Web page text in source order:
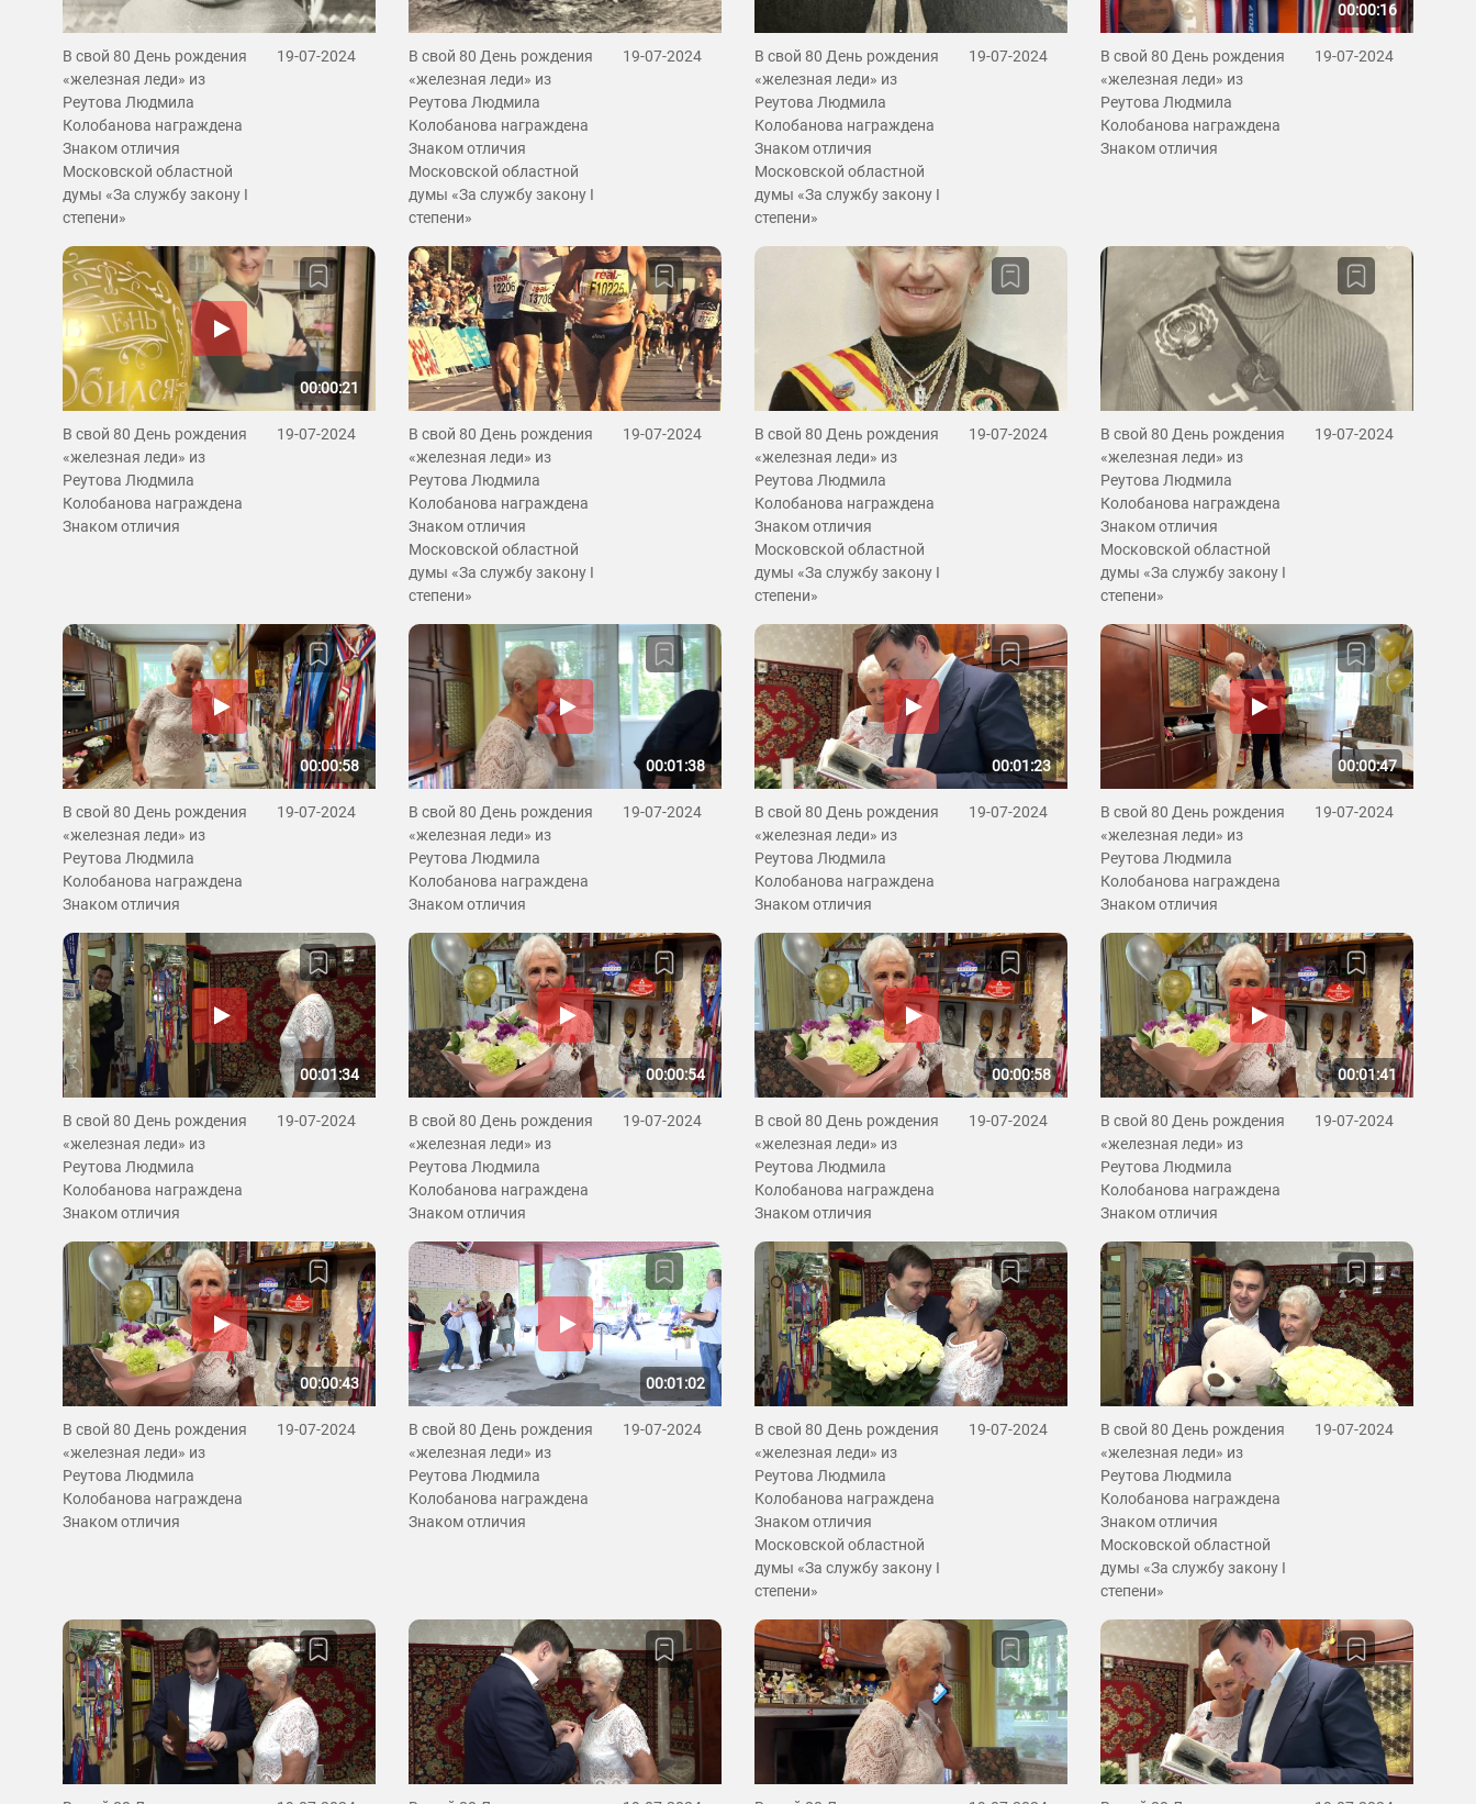
В свой 80 День рождения
«железная леди» из
Реутова Людмила
Колобанова награждена
Знаком отличия
Московской областной
думы «За службу закону I
степени»
19-07-2024
В свой 80 День рождения
«железная леди» из
Реутова Людмила
Колобанова награждена
Знаком отличия
Московской областной
думы «За службу закону I
степени»
19-07-2024
В свой 80 День рождения
«железная леди» из
Реутова Людмила
Колобанова награждена
Знаком отличия
Московской областной
думы «За службу закону I
степени»
19-07-2024
00:00:16
В свой 80 День рождения
«железная леди» из
Реутова Людмила
Колобанова награждена
Знаком отличия
19-07-2024
00:00:21
В свой 80 День рождения
«железная леди» из
Реутова Людмила
Колобанова награждена
Знаком отличия
19-07-2024
В свой 80 День рождения
«железная леди» из
Реутова Людмила
Колобанова награждена
Знаком отличия
Московской областной
думы «За службу закону I
степени»
19-07-2024
В свой 80 День рождения
«железная леди» из
Реутова Людмила
Колобанова награждена
Знаком отличия
Московской областной
думы «За службу закону I
степени»
19-07-2024
В свой 80 День рождения
«железная леди» из
Реутова Людмила
Колобанова награждена
Знаком отличия
Московской областной
думы «За службу закону I
степени»
19-07-2024
00:00:58
В свой 80 День рождения
«железная леди» из
Реутова Людмила
Колобанова награждена
Знаком отличия
19-07-2024
00:01:38
В свой 80 День рождения
«железная леди» из
Реутова Людмила
Колобанова награждена
Знаком отличия
19-07-2024
00:01:23
В свой 80 День рождения
«железная леди» из
Реутова Людмила
Колобанова награждена
Знаком отличия
19-07-2024
00:00:47
В свой 80 День рождения
«железная леди» из
Реутова Людмила
Колобанова награждена
Знаком отличия
19-07-2024
00:01:34
В свой 80 День рождения
«железная леди» из
Реутова Людмила
Колобанова награждена
Знаком отличия
19-07-2024
00:00:54
В свой 80 День рождения
«железная леди» из
Реутова Людмила
Колобанова награждена
Знаком отличия
19-07-2024
00:00:58
В свой 80 День рождения
«железная леди» из
Реутова Людмила
Колобанова награждена
Знаком отличия
19-07-2024
00:01:41
В свой 80 День рождения
«железная леди» из
Реутова Людмила
Колобанова награждена
Знаком отличия
19-07-2024
00:00:43
В свой 80 День рождения
«железная леди» из
Реутова Людмила
Колобанова награждена
Знаком отличия
19-07-2024
00:01:02
В свой 80 День рождения
«железная леди» из
Реутова Людмила
Колобанова награждена
Знаком отличия
19-07-2024
В свой 80 День рождения
«железная леди» из
Реутова Людмила
Колобанова награждена
Знаком отличия
Московской областной
думы «За службу закону I
степени»
19-07-2024
В свой 80 День рождения
«железная леди» из
Реутова Людмила
Колобанова награждена
Знаком отличия
Московской областной
думы «За службу закону I
степени»
19-07-2024